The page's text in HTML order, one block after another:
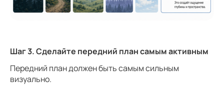
Шаг 3. Сделайте передний план самым активным
Передний план должен быть самым сильным
визуально.